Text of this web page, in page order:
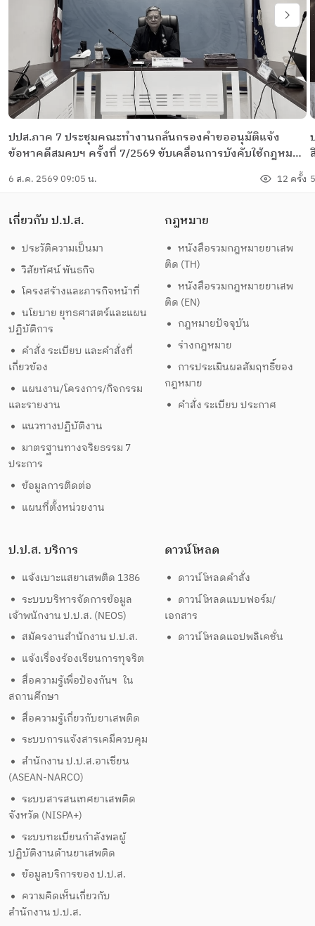
ปปส.ภาค 7 ประชุมคณะทำงานกลั่นกรองคำขออนุมัติแจ้ง
ข้อหาคดีสมคบฯ ครั้งที่ 7/2569 ขับเคลื่อนการบังคับใช้กฎหมาย
6 ส.ค. 2569 09:05 น. 12 ครั้ง
เกี่ยวกับ ป.ป.ส.
ประวัติความเป็นมา
วิสัยทัศน์ พันธกิจ
โครงสร้างและภารกิจหน้าที่
นโยบาย ยุทธศาสตร์และแผน
ปฏิบัติการ
คำสั่ง ระเบียบ และคำสั่งที่
เกี่ยวข้อง
แผนงาน/โครงการ/กิจกรรม
และรายงาน
แนวทางปฏิบัติงาน
มาตรฐานทางจริยธรรม 7
ประการ
ข้อมูลการติดต่อ
แผนที่ตั้งหน่วยงาน
กฎหมาย
หนังสือรวมกฎหมายยาเสพ
ติด (TH)
หนังสือรวมกฎหมายยาเสพ
ติด (EN)
กฎหมายปัจจุบัน
ร่างกฎหมาย
การประเมินผลสัมฤทธิ์ของ
กฎหมาย
คำสั่ง ระเบียบ ประกาศ
ป.ป.ส. บริการ
แจ้งเบาะแสยาเสพติด 1386
ระบบบริหารจัดการข้อมูล
เจ้าพนักงาน ป.ป.ส. (NEOS)
สมัครงานสำนักงาน ป.ป.ส.
แจ้งเรื่องร้องเรียนการทุจริต
สื่อความรู้เพื่อป้องกันฯ ใน
สถานศึกษา
สื่อความรู้เกี่ยวกับยาเสพติด
ระบบการแจ้งสารเคมีควบคุม
สำนักงาน ป.ป.ส.อาเซียน
(ASEAN-NARCO)
ระบบสารสนเทศยาเสพติด
จังหวัด (NISPA+)
ระบบทะเบียนกำลังพลผู้
ปฏิบัติงานด้านยาเสพติด
ข้อมูลบริการของ ป.ป.ส.
ความคิดเห็นเกี่ยวกับ
สำนักงาน ป.ป.ส.
ดาวน์โหลด
ดาวน์โหลดคำสั่ง
ดาวน์โหลดแบบฟอร์ม/
เอกสาร
ดาวน์โหลดแอปพลิเคชั่น